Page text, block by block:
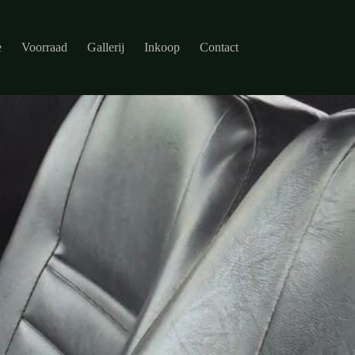
Voorraad Gallerij Inkoop Contact